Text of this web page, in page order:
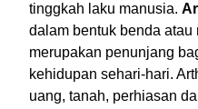
tinggkah laku manusia.
dalam bentuk benda
merupakan penunjang
kehidupan sehari-hari.
uang, tanah, perhiasan